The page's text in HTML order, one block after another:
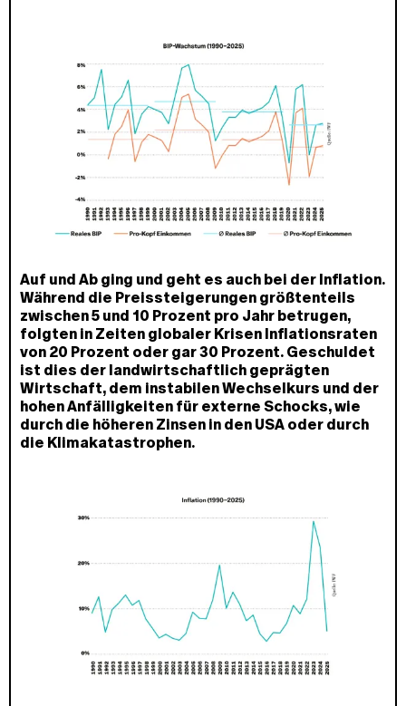
Auf und Ab ging und geht es auch bei der Inflation.
Während die Preissteigerungen größtenteils
zwischen 5 und 10 Prozent pro Jahr betrugen,
folgten in Zeiten globaler Krisen Inflationsraten
von 20 Prozent oder gar 30 Prozent. Geschuldet
ist dies der landwirtschaftlich geprägten
Wirtschaft, dem instabilen Wechselkurs und der
hohen Anfälligkeiten für externe Schocks, wie
durch die höheren Zinsen in den USA oder durch
die Klimakatastrophen.